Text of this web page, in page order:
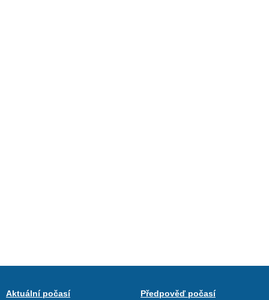
Aktuální počasí
Předpověď počasí